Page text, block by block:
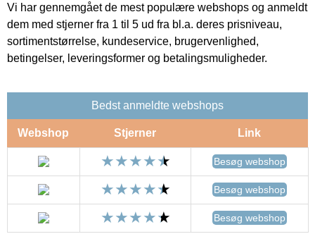
Vi har gennemgået de mest populære webshops og anmeldt
dem med stjerner fra 1 til 5 ud fra bl.a. deres prisniveau,
sortimentstørrelse, kundeservice, brugervenlighed,
betingelser, leveringsformer og betalingsmuligheder.
Bedst anmeldte webshops
Webshop Stjerner Link
Besøg webshop
Besøg webshop
Besøg webshop